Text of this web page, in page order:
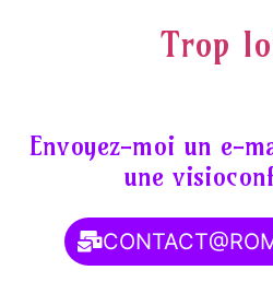
Trop
Envoyez-moi un e-
une